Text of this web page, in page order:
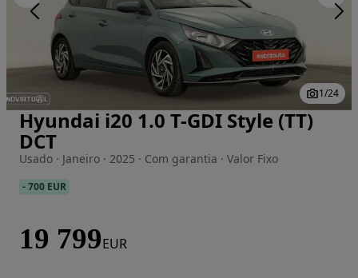
Imagem 1 de 24
1/24
Hyundai i20 1.0 T-GDI Style (TT)
DCT
Usado · Janeiro · 2025 · Com garantia · Valor Fixo
-700 EUR
19 799EUR